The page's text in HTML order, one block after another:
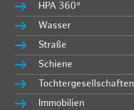
HPA 360°
Wasser
Straße
Schiene
Tochtergesellschaften
Immobilien